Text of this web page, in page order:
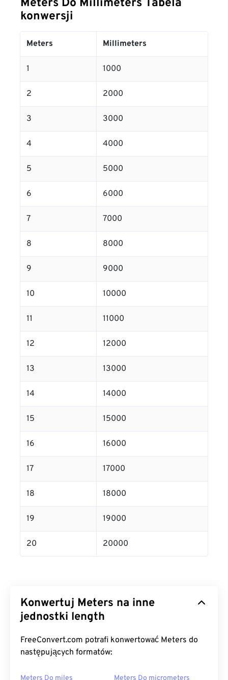
Meters Do Millimeters Tabela
konwersji
Meters Millimeters
1 1000
2 2000
3 3000
4 4000
5 5000
6 6000
7 7000
8 8000
9 9000
10 10000
11 11000
12 12000
13 13000
14 14000
15 15000
16 16000
17 17000
18 18000
19 19000
20 20000
Konwertuj Meters na inne
jednostki length
FreeConvert.com potrafi konwertować Meters do
następujących formatów:
Meters Do miles Meters Do micrometers